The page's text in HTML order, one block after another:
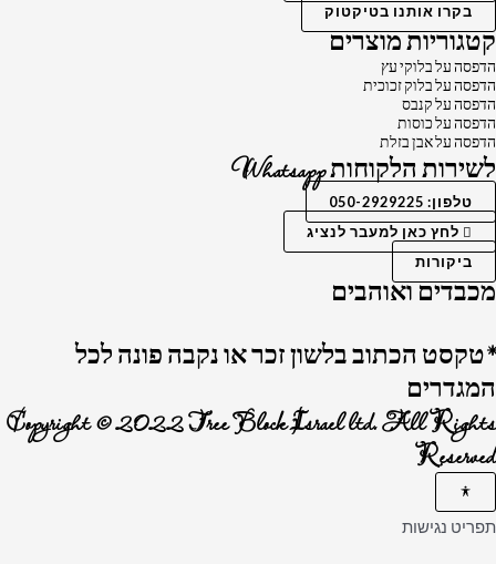
בקרו אותנו בטיקטוק
קטגוריות מוצרים
הדפסה על בלוקי עץ
הדפסה על בלוק זכוכית
הדפסה על קנבס
הדפסה על כוסות
הדפסה על אבן בזלת
לשירות הלקוחות Whatsapp
טלפון: 050-2929225
לחץ כאן למעבר לנציג
ביקורות
מכבדים ואוהבים
*טקסט הכתוב בלשון זכר או נקבה פונה לכל
המגדרים
Copyright © 2022 Tree Block Israel ltd. All Rights
Reserved
תפריט נגישות